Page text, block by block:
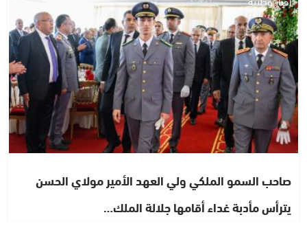
صاحب السمو الملكي ولي العهد الأمير مولاي الحسن
يترأس مأدبة غداء أقامها جلالة الملك…